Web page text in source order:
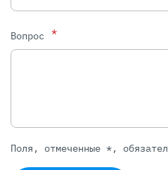
Вопрос *
Поля, отмеченные *,